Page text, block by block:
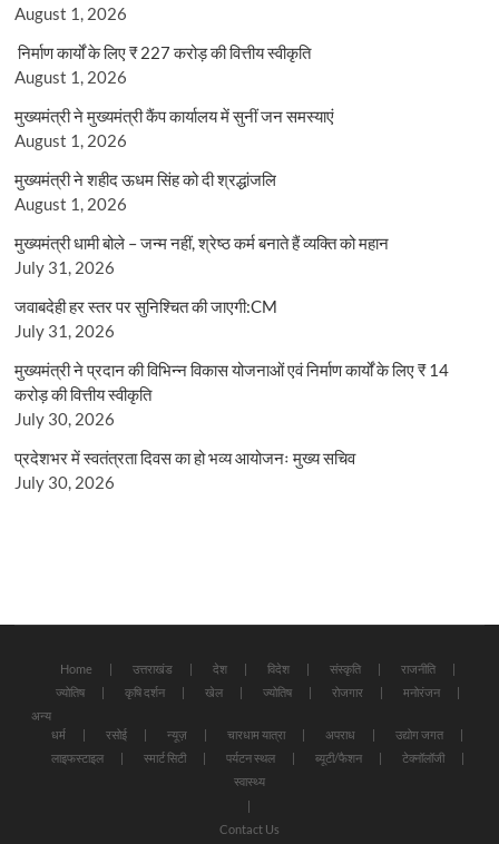
August 1, 2026
निर्माण कार्यों के लिए ₹ 227 करोड़ की वित्तीय स्वीकृति
August 1, 2026
मुख्यमंत्री ने मुख्यमंत्री कैंप कार्यालय में सुनीं जन समस्याएं
August 1, 2026
मुख्यमंत्री ने शहीद ऊधम सिंह को दी श्रद्धांजलि
August 1, 2026
मुख्यमंत्री धामी बोले – जन्म नहीं, श्रेष्ठ कर्म बनाते हैं व्यक्ति को महान
July 31, 2026
जवाबदेही हर स्तर पर सुनिश्चित की जाएगी:CM
July 31, 2026
मुख्यमंत्री ने प्रदान की विभिन्न विकास योजनाओं एवं निर्माण कार्यों के लिए ₹ 14
करोड़ की वित्तीय स्वीकृति
July 30, 2026
प्रदेशभर में स्वतंत्रता दिवस का हो भव्य आयोजनः मुख्य सचिव
July 30, 2026
Home उत्तराखंड देश विदेश संस्कृति
राजनीति
ज्योतिष
कृषि दर्शन खेल ज्योतिष रोजगार
मनोरंजन
अन्य
धर्म
रसोई न्यूज़ चारधाम यात्रा अपराध
उद्योग जगत
लाइफस्टाइल
स्मार्ट सिटी पर्यटन स्थल ब्यूटी/फैशन
टेक्नॉलॉजी
स्वास्थ्य
Contact Us